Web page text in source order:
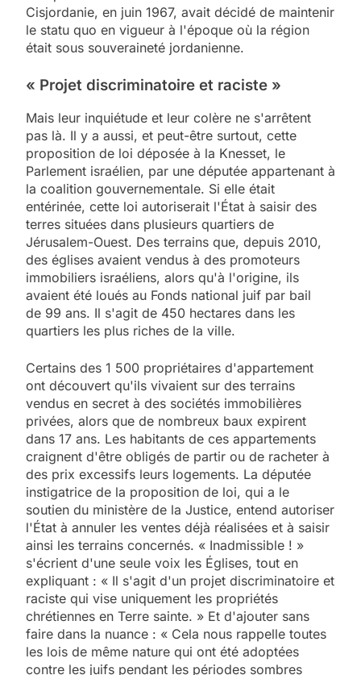
Cisjordanie, en juin 1967, avait décidé de maintenir
le statu quo en vigueur à l'époque où la région
était sous souveraineté jordanienne.
« Projet discriminatoire et raciste »
Mais leur inquiétude et leur colère ne s'arrêtent
pas là. Il y a aussi, et peut-être surtout, cette
proposition de loi déposée à la Knesset, le
Parlement israélien, par une députée appartenant à
la coalition gouvernementale. Si elle était
entérinée, cette loi autoriserait l'État à saisir des
terres situées dans plusieurs quartiers de
Jérusalem-Ouest. Des terrains que, depuis 2010,
des églises avaient vendus à des promoteurs
immobiliers israéliens, alors qu'à l'origine, ils
avaient été loués au Fonds national juif par bail
de 99 ans. Il s'agit de 450 hectares dans les
quartiers les plus riches de la ville.
Certains des 1 500 propriétaires d'appartement
ont découvert qu'ils vivaient sur des terrains
vendus en secret à des sociétés immobilières
privées, alors que de nombreux baux expirent
dans 17 ans. Les habitants de ces appartements
craignent d'être obligés de partir ou de racheter à
des prix excessifs leurs logements. La députée
instigatrice de la proposition de loi, qui a le
soutien du ministère de la Justice, entend autoriser
l'État à annuler les ventes déjà réalisées et à saisir
ainsi les terrains concernés. « Inadmissible ! »
s'écrient d'une seule voix les Églises, tout en
expliquant : « Il s'agit d'un projet discriminatoire et
raciste qui vise uniquement les propriétés
chrétiennes en Terre sainte. » Et d'ajouter sans
faire dans la nuance : « Cela nous rappelle toutes
les lois de même nature qui ont été adoptées
contre les juifs pendant les périodes sombres